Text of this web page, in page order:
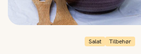
Salat Tilbehør